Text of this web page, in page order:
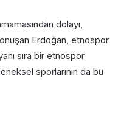
dolayı,
Erdoğan, etnospor
sıra bir etnospor
sporlarının da bu